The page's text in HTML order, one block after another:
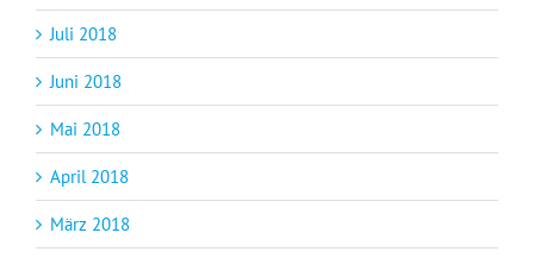
Juli 2018
Juni 2018
Mai 2018
April 2018
März 2018